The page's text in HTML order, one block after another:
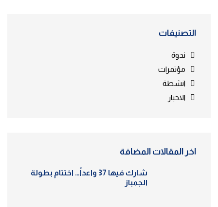
التصنيفات
ندوة
مؤتمرات
انشطة
الاخبار
اخر المقالات المضافة
شارك فيها 37 واعداً… اختتام بطولة
الجمباز